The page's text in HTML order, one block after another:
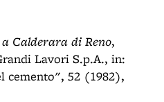
a Calderara di Reno,
Lavori S.p.A., in:
cemento", 52 (1982),